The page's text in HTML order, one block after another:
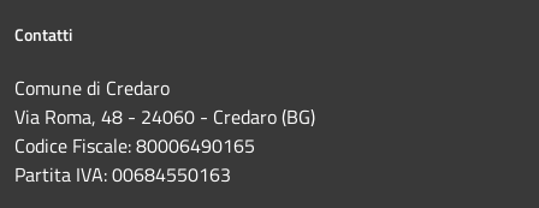
Contatti
Comune di Credaro
Via Roma, 48 - 24060 - Credaro (BG)
Codice Fiscale: 80006490165
Partita IVA: 00684550163